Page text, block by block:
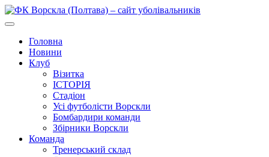
Головна
Новини
Клуб
Візитка
ІСТОРІЯ
Стадіон
Усі футболісти Ворскли
Бомбардири команди
Збірники Ворскли
Команда
Тренерський склад